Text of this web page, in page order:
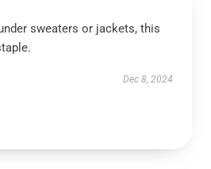
sweaters or jackets, this
Dec 8, 2024